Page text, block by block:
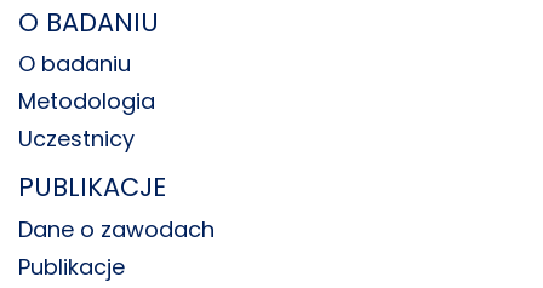
O BADANIU
O badaniu
Metodologia
Uczestnicy
PUBLIKACJE
Dane o zawodach
Publikacje